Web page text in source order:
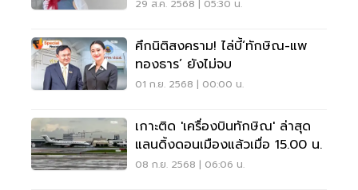
29 ส.ค. 2568 | 05:30 น.
ศึกนิติสงคราม! ไล่บี้‘ทักษิณ-แพ
ทองธาร’ ยังไม่จบ
01 ก.ย. 2568 | 00:00 น.
เกาะติด 'เครื่องบินทักษิณ' ล่าสุด
แลนดิ้งดอนเมืองแล้วเมื่อ 15.00 น.
08 ก.ย. 2568 | 06:06 น.